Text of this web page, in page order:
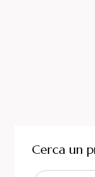
Cerca un